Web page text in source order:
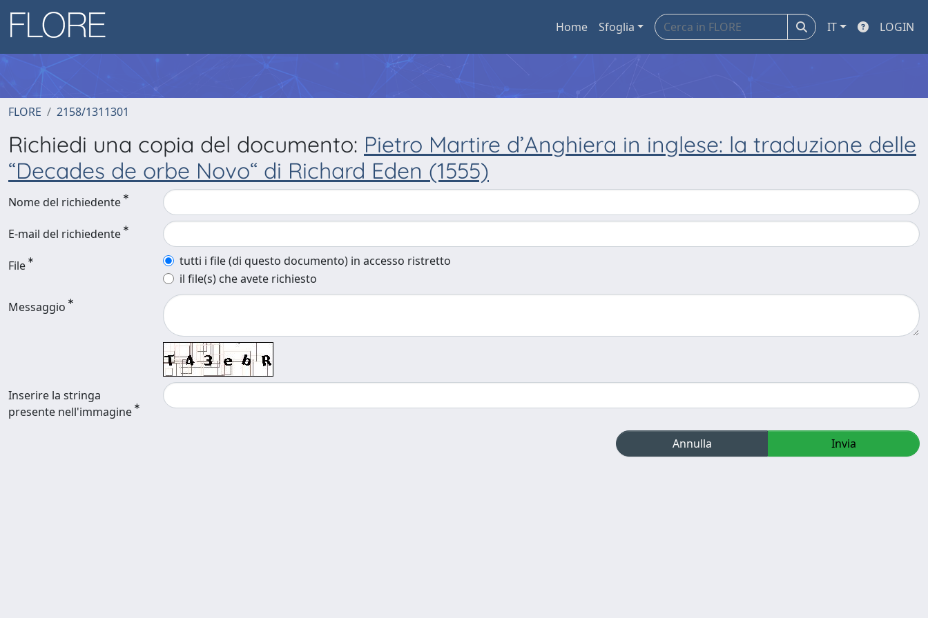
Home Sfoglia IT LOGIN
FLORE 2158/1311301
Richiedi una copia del documento: Pietro Martire d’Anghiera in inglese: la traduzione delle
“Decades de orbe Novo“ di Richard Eden (1555)
Nome del richiedente
E-mail del richiedente
File
tutti i file (di questo documento) in accesso ristretto
il file(s) che avete richiesto
Messaggio
Inserire la stringa
presente nell'immagine
Annulla Invia